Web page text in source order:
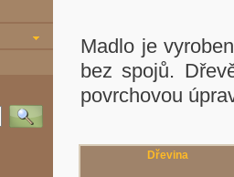
Vyhledat
Madlo je
bez spojů.
povrchovou
Dřevina